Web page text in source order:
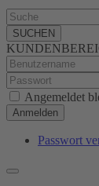
SUCHEN
Angemeldet
Anmelden
Passwort